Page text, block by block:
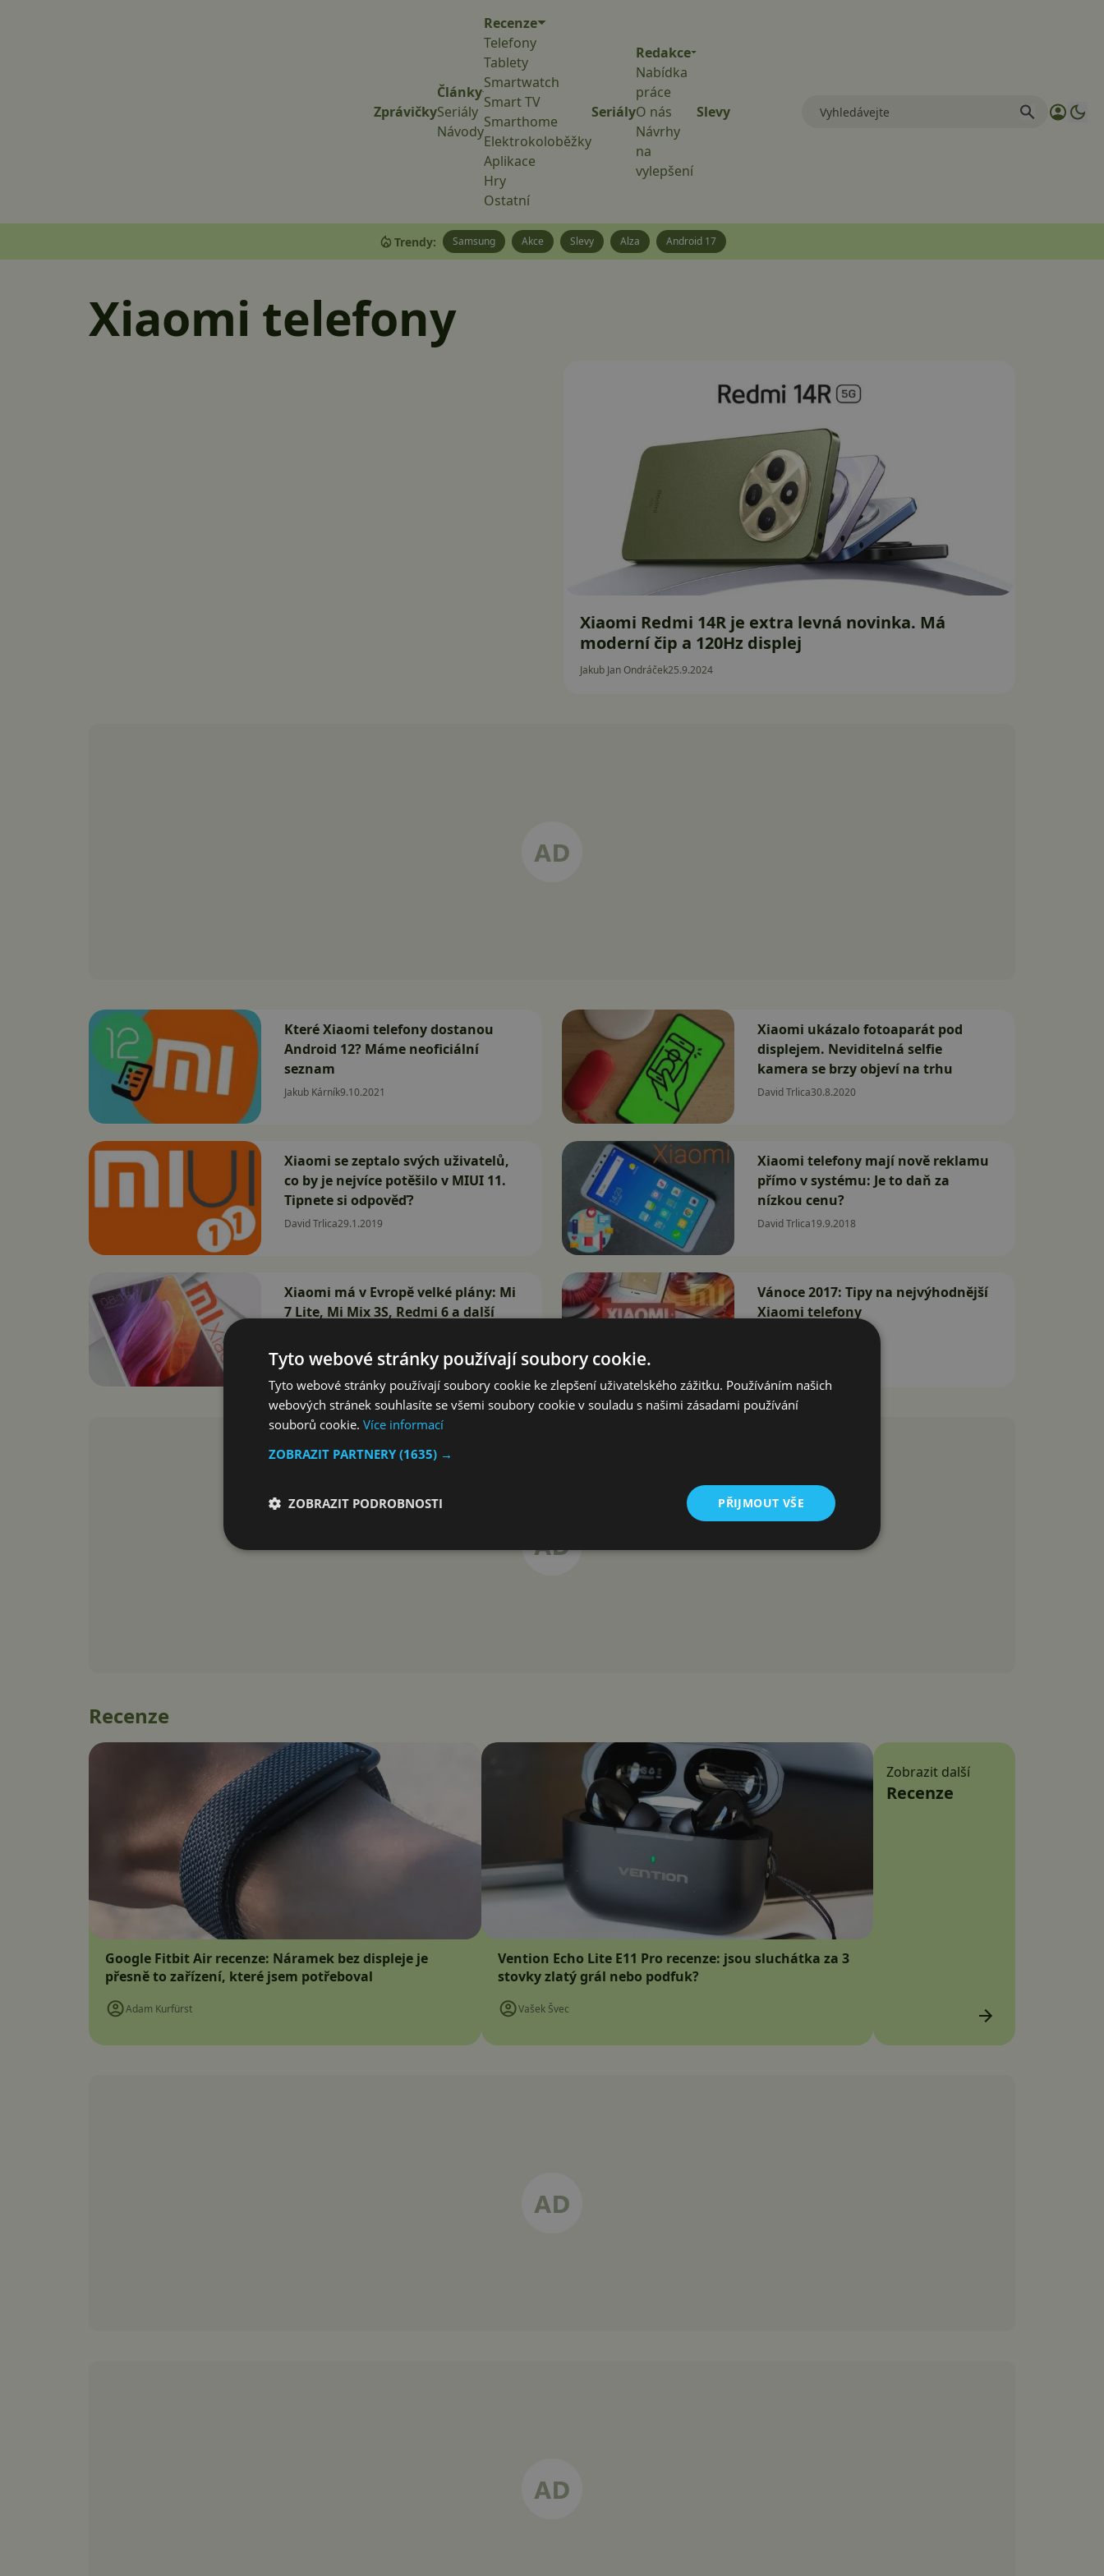
Zprávičky
Články
Seriály
Návody
Recenze
Telefony
Tablety
Smartwatch
Smart TV
Smarthome
Elektrokoloběžky
Aplikace
Hry
Ostatní
Seriály
Redakce
Nabídka
práce
O nás
Návrhy
na
vylepšení
Slevy
Trendy: Samsung Akce Slevy Alza Android 17
Xiaomi telefony
Xiaomi Redmi 14R je extra levná novinka. Má
moderní čip a 120Hz displej
Jakub Jan Ondráček25.9.2024
Které Xiaomi telefony dostanou
Android 12? Máme neoficiální
seznam
Jakub Kárník9.10.2021
Xiaomi ukázalo fotoaparát pod
displejem. Neviditelná selfie
kamera se brzy objeví na trhu
David Trlica30.8.2020
Xiaomi se zeptalo svých uživatelů,
co by je nejvíce potěšilo v MIUI 11.
Tipnete si odpověď?
David Trlica29.1.2019
Xiaomi telefony mají nově reklamu
přímo v systému: Je to daň za
nízkou cenu?
David Trlica19.9.2018
Xiaomi má v Evropě velké plány: Mi
7 Lite, Mi Mix 3S, Redmi 6 a další
Vánoce 2017: Tipy na nejvýhodnější
Xiaomi telefony
Recenze
Google Fitbit Air recenze: Náramek bez displeje je
přesně to zařízení, které jsem potřeboval
Adam Kurfürst
Vention Echo Lite E11 Pro recenze: jsou sluchátka za 3
stovky zlatý grál nebo podfuk?
Vašek Švec
Zobrazit další
Recenze
Tyto webové stránky používají soubory cookie.
Tyto webové stránky používají soubory cookie ke zlepšení uživatelského zážitku. Používáním našich
webových stránek souhlasíte se všemi soubory cookie v souladu s našimi zásadami používání
souborů cookie. Více informací
ZOBRAZIT PARTNERY(1635) →
PŘIJMOUT VŠE
ZOBRAZIT PODROBNOSTI